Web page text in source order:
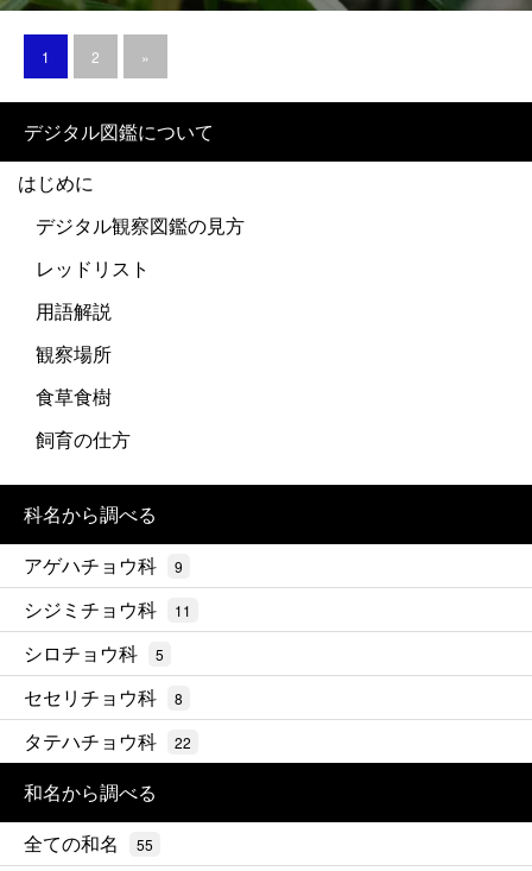
1 2 »
デジタル図鑑について
はじめに
デジタル観察図鑑の見方
レッドリスト
用語解説
観察場所
食草食樹
飼育の仕方
科名から調べる
アゲハチョウ科
9
シジミチョウ科 11
シロチョウ科 5
セセリチョウ科 8
タテハチョウ科 22
和名から調べる
全ての和名
55